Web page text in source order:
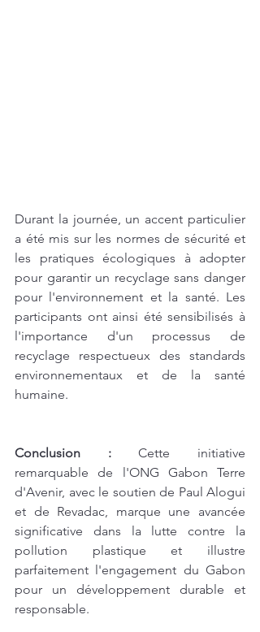
Durant la journée, un accent particulier
a été mis sur les normes de sécurité et
les pratiques écologiques à adopter
pour garantir un recyclage sans danger
pour l'environnement et la santé. Les
participants ont ainsi été sensibilisés à
l'importance d'un processus de
recyclage respectueux des standards
environnementaux et de la santé
humaine.
Conclusion : Cette initiative
remarquable de l'ONG Gabon Terre
d'Avenir, avec le soutien de Paul Alogui
et de Revadac, marque une avancée
significative dans la lutte contre la
pollution plastique et illustre
parfaitement l'engagement du Gabon
pour un développement durable et
responsable.